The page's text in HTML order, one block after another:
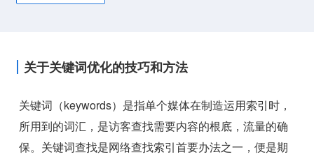
关于关键词优化的技巧和方法
关键词（keywords）是指单个媒体在制造运用索引时，
所用到的词汇，是访客查找需要内容的根底，流量的确
保。关键词查找是网络查找索引首要办法之一，便是期